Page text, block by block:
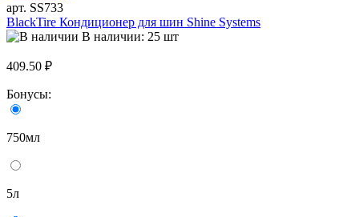
арт. SS733
BlackTire Кондиционер для шин Shine Systems
В наличии: 25 шт
409.50 ₽
Бонусы:
750мл
5л